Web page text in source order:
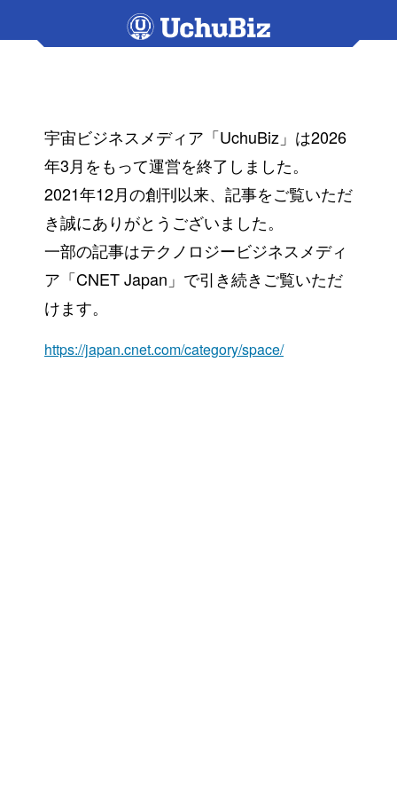
宇宙ビジネスメディア「UchuBiz」は2026
年3月をもって運営を終了しました。
2021年12月の創刊以来、記事をご覧いただ
き誠にありがとうございました。
一部の記事はテクノロジービジネスメディ
ア「CNET Japan」で引き続きご覧いただ
けます。
https://japan.cnet.com/category/space/